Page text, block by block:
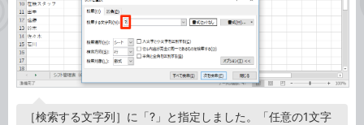
［検索する文字列］に「?」と指定しました。「任意の1文字